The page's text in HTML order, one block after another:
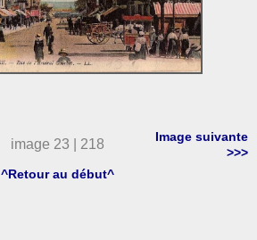
image 23 | 218
Image suivante
>>>
^Retour au début^